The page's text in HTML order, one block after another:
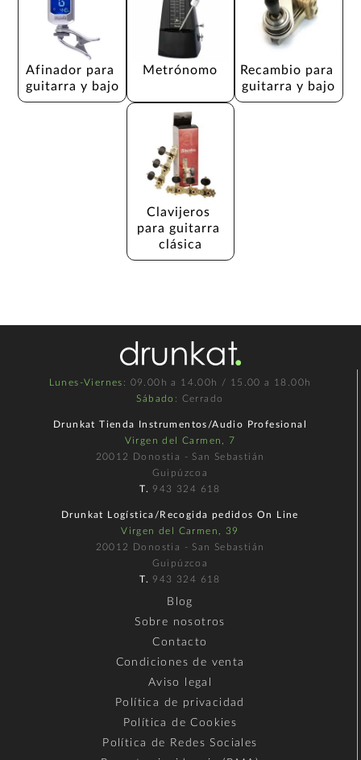
Afinador para
guitarra y bajo
Metrónomo
Recambio para
guitarra y bajo
Clavijeros
para guitarra
clásica
Lunes-Viernes : 09.00h a 14.00h / 15.00 a 18.00h
Sábado : Cerrado
Drunkat Tienda Instrumentos/Audio Profesional
Virgen del Carmen, 7
20012 Donostia - San Sebastián
Guipúzcoa
T. 943 324 618
Drunkat Logística/Recogida pedidos On Line
Virgen del Carmen, 39
20012 Donostia - San Sebastián
Guipúzcoa
T. 943 324 618
Blog
Sobre nosotros
Contacto
Condiciones de venta
Aviso legal
Política de privacidad
Política de Cookies
Política de Redes Sociales